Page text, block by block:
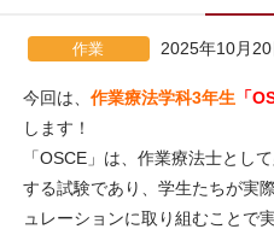
作業 2025年10月20
今回は、 作業療法学科3年生 「
します！
「OSCE」は、作業療法士とし
する試験であり、学生たちが実
ュレーションに取り組むことで